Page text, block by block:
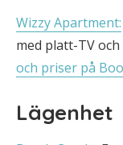
Wizzy Apartment:
med platt-TV
och priser på
Lägenhet